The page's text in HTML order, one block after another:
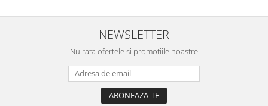
NEWSLETTER
Nu rata ofertele si promotiile noastre